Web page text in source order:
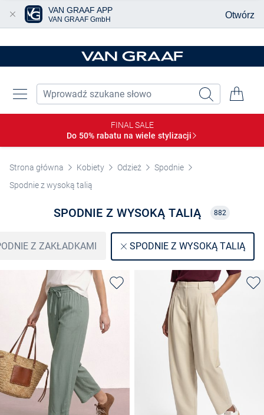
FINAL SALE
Do 50% rabatu na wiele stylizacji
Strona główna Kobiety Odzież
Spodnie
Spodnie z wysoką talią
SPODNIE Z WYSOKĄ TALIĄ 882
Z ZAKŁADKAMI SPODNIE Z WYSOKĄ TALIĄ
VAN GRAAF APP
VAN GRAAF GmbH Otwórz